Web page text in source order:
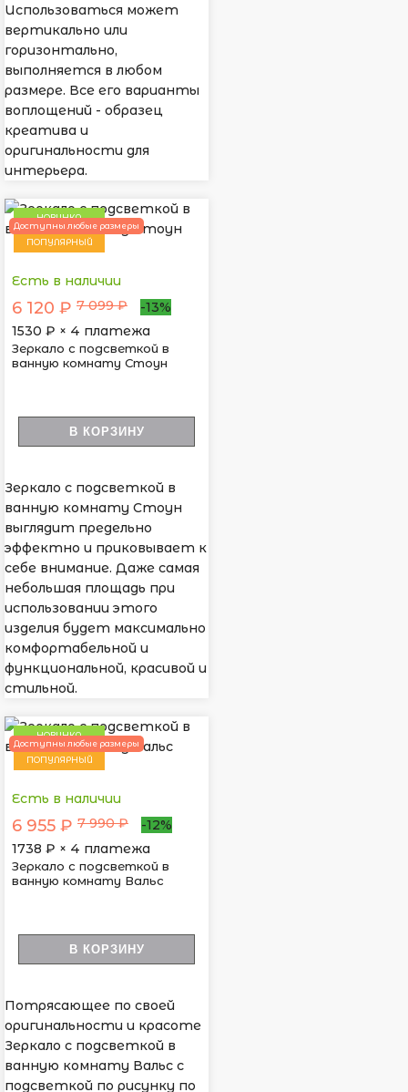
Использоваться может
вертикально или
горизонтально,
выполняется в любом
размере. Все его варианты
воплощений - образец
креатива и
оригинальности для
интерьера.
НОВИНКА
ПОПУЛЯРНЫЙ
Доступны любые размеры
Есть в наличии
6 120 ₽ 7 099 ₽
-13%
1530 ₽ × 4 платежа
Зеркало с подсветкой в
ванную комнату Стоун
В КОРЗИНУ
Зеркало с подсветкой в
ванную комнату Стоун
выглядит предельно
эффектно и приковывает к
себе внимание. Даже самая
небольшая площадь при
использовании этого
изделия будет максимально
комфортабельной и
функциональной, красивой и
стильной.
НОВИНКА
ПОПУЛЯРНЫЙ
Доступны любые размеры
Есть в наличии
6 955 ₽ 7 990 ₽
-12%
1738 ₽ × 4 платежа
Зеркало с подсветкой в
ванную комнату Вальс
В КОРЗИНУ
Потрясающее по своей
оригинальности и красоте
Зеркало с подсветкой в
ванную комнату Вальс с
подсветкой по рисунку по